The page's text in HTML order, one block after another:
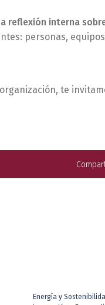
reflexión interna
personas,
te
Energía y